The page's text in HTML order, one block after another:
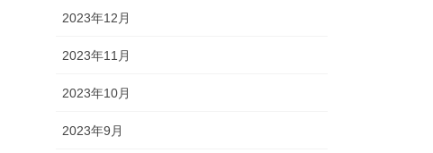
2023年12月
2023年11月
2023年10月
2023年9月